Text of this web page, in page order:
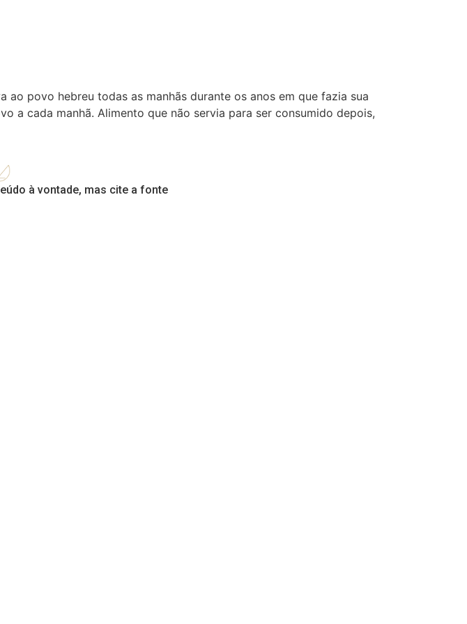
povo hebreu todas as manhãs durante os anos em que fazia sua
a cada manhã. Alimento que não servia para ser consumido depois,
à vontade, mas cite a fonte​